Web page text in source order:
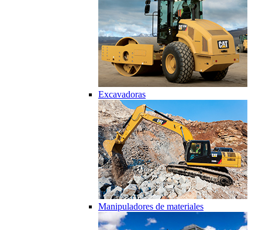
Excavadoras
Manipuladores de materiales